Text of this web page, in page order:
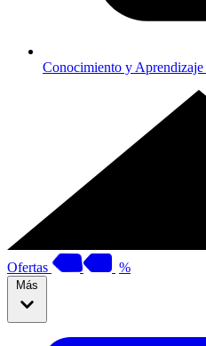
Conocimiento y Aprendizaje
Ofertas %
Más